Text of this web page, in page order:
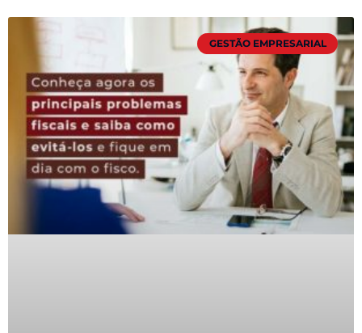
GESTÃO EMPRESARIAL